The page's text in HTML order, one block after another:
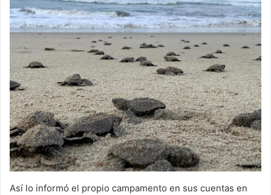
Así lo informó el propio campamento en sus cuentas en